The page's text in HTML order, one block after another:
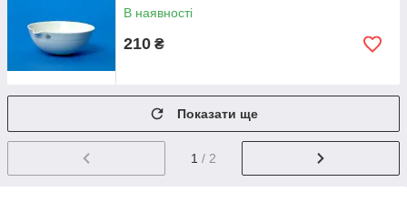
В наявності
210 ₴
Показати ще
1 / 2